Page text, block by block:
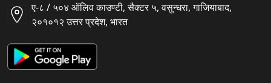
ए-८ / ५०४ ऑलिव काउण्टी, सैक्टर ५, वसुन्धरा, गाजियाबाद,
२०१०१२ उत्तर प्रदेश, भारत